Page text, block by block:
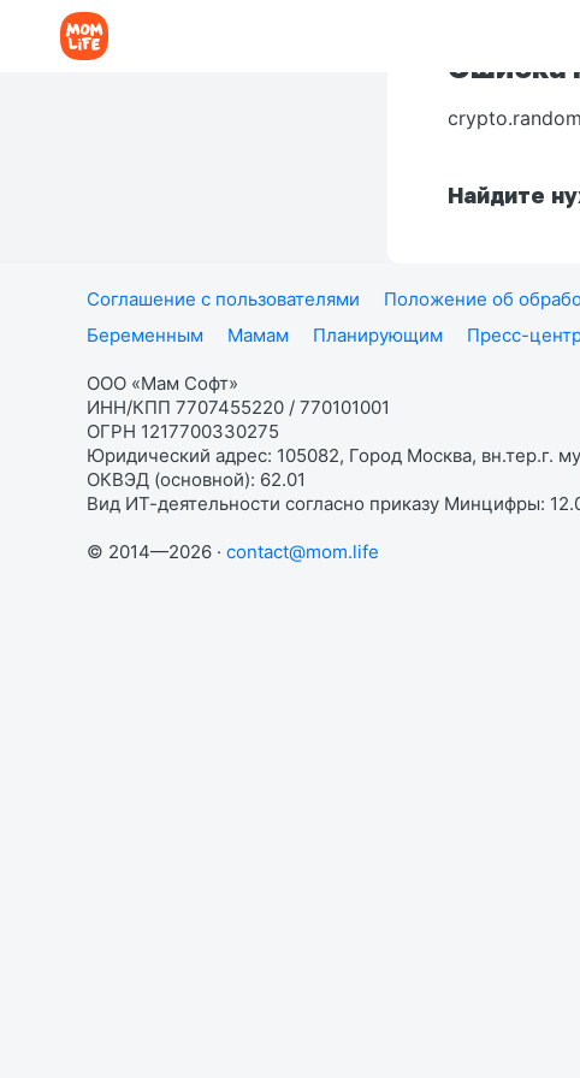
Ошибка
Найдите
Соглашение с пользователями Положение об
Беременным
Мамам Планирующим Пресс-
ООО «Мам Софт»
ИНН/КПП 7707455220 / 770101001
ОГРН 1217700330275
Юридический адрес: 105082, Город Москва, вн.тер.г.
ОКВЭД (основной): 62.01
Вид ИТ-деятельности согласно приказу Минцифры:
© 2014—2026 · contact@mom.life